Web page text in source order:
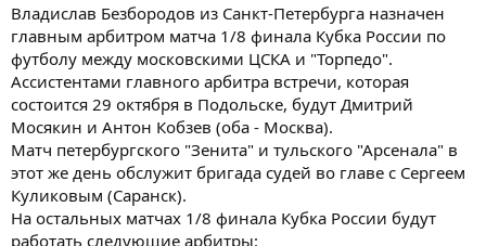
Владислав Безбородов из Санкт-Петербурга назначен
главным арбитром матча 1/8 финала Кубка России по
футболу между московскими ЦСКА и "Торпедо".
Ассистентами главного арбитра встречи, которая
состоится 29 октября в Подольске, будут Дмитрий
Мосякин и Антон Кобзев (оба - Москва).
Матч петербургского "Зенита" и тульского "Арсенала" в
этот же день обслужит бригада судей во главе с Сергеем
Куликовым (Саранск).
На остальных матчах 1/8 финала Кубка России будут
работать следующие арбитры: